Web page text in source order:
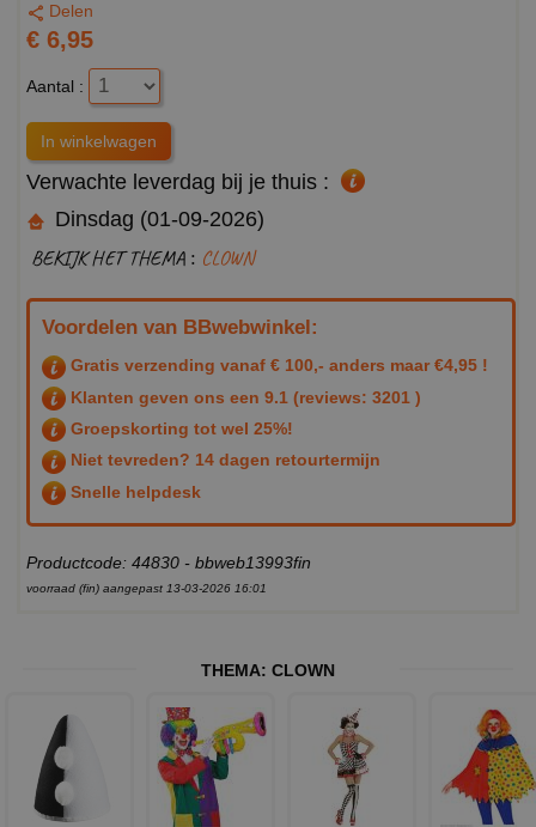
Delen
€ 6,95
Aantal :
Verwachte leverdag bij je thuis :
Dinsdag (01-09-2026)
BEKIJK HET THEMA : CLOWN
Voordelen van BBwebwinkel:
Gratis verzending vanaf € 100,- anders maar €4,95 !
Klanten geven ons een 9.1 (reviews: 3201 )
Groepskorting tot wel 25%!
Niet tevreden? 14 dagen retourtermijn
Snelle helpdesk
Productcode: 44830 - bbweb13993fin
voorraad (fin) aangepast 13-03-2026 16:01
THEMA: CLOWN